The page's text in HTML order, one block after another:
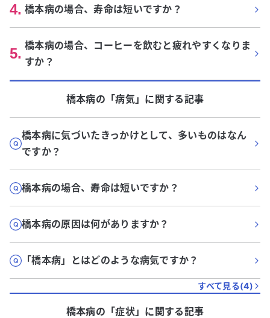
4. 橋本病の場合、寿命は短いですか？
5. 橋本病の場合、コーヒーを飲むと疲れやすくなりま
すか？
橋本病の「病気」に関する記事
橋本病に気づいたきっかけとして、多いものはなん
ですか？
橋本病の場合、寿命は短いですか？
橋本病の原因は何がありますか？
「橋本病」とはどのような病気ですか？
すべて見る(4)
橋本病の「症状」に関する記事